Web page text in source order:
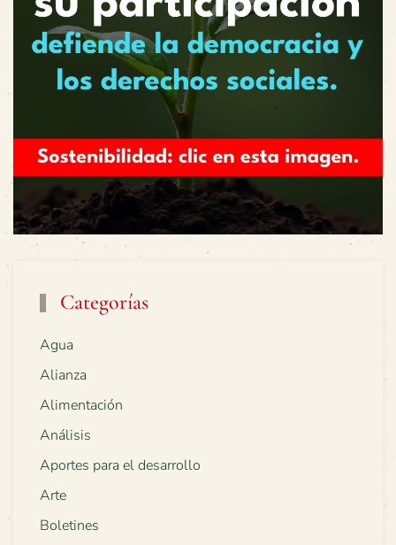
Categorías
Agua
Alianza
Alimentación
Análisis
Aportes para el desarrollo
Arte
Boletines